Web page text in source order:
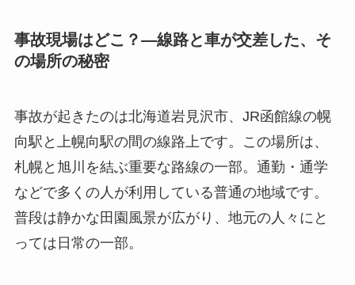
事故現場はどこ？―線路と車が交差した、そ
の場所の秘密
事故が起きたのは北海道岩見沢市、JR函館線の幌
向駅と上幌向駅の間の線路上です。この場所は、
札幌と旭川を結ぶ重要な路線の一部。通勤・通学
などで多くの人が利用している普通の地域です。
普段は静かな田園風景が広がり、地元の人々にと
っては日常の一部。